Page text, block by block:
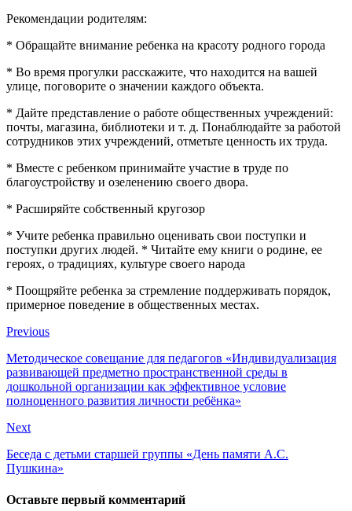
Рекомендации родителям:
* Обращайте внимание ребенка на красоту родного города
* Во время прогулки расскажите, что находится на вашей
улице, поговорите о значении каждого объекта.
* Дайте представление о работе общественных учреждений:
почты, магазина, библиотеки и т. д. Понаблюдайте за работой
сотрудников этих учреждений, отметьте ценность их труда.
* Вместе с ребенком принимайте участие в труде по
благоустройству и озеленению своего двора.
* Расширяйте собственный кругозор
* Учите ребенка правильно оценивать свои поступки и
поступки других людей. * Читайте ему книги о родине, ее
героях, о традициях, культуре своего народа
* Поощряйте ребенка за стремление поддерживать порядок,
примерное поведение в общественных местах.
Previous
Методическое совещание для педагогов «Индивидуализация
развивающей предметно пространственной среды в
дошкольной организации как эффективное условие
полноценного развития личности ребёнка»
Next
Беседа с детьми старшей группы «День памяти А.С.
Пушкина»
Оставьте первый комментарий